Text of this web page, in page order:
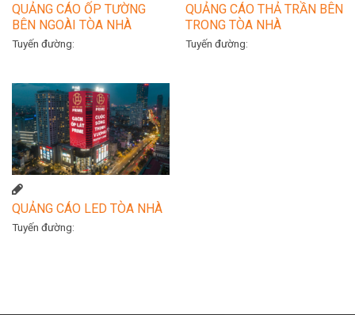
QUẢNG CÁO ỐP TƯỜNG
BÊN NGOÀI TÒA NHÀ
Tuyến đường:
QUẢNG CÁO THẢ TRẦN BÊN
TRONG TÒA NHÀ
Tuyến đường:
QUẢNG CÁO LED TÒA NHÀ
Tuyến đường: